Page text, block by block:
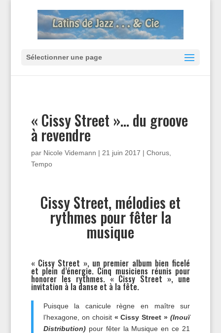
Sélectionner une page
« Cissy Street »… du groove
à revendre
par Nicole Videmann | 21 juin 2017 | Chorus,
Tempo
Cissy Street, mélodies et
rythmes pour fêter la
musique
« Cissy Street », un premier album bien ficelé
et plein d’énergie. Cinq musiciens réunis pour
honorer les rythmes. « Cissy Street », une
invitation à la danse et à la fête.
Puisque la canicule règne en maître sur
l’hexagone, on choisit « Cissy Street » (Inouï
Distribution)pour fêter la Musique en ce 21